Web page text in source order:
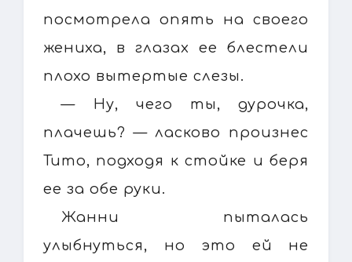
посмотрела опять на своего
жениха, в глазах ее блестели
плохо вытертые слезы.
— Ну, чего ты, дурочка,
плачешь? — ласково произнес
Тито, подходя к стойке и беря
ее за обе руки.
Жанни пыталась
улыбнуться, но это ей не